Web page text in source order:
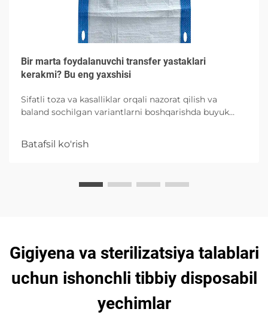
Bir marta foydalanuvchi transfer yastaklari
kerakmi? Bu eng yaxshisi
Sifatli toza va kasalliklar orqali nazorat qilish va
baland sochilgan variantlarni boshqarishda buyuk
Batafsil ko'rish
Gigiyena va sterilizatsiya talablari
uchun ishonchli tibbiy disposabil
yechimlar